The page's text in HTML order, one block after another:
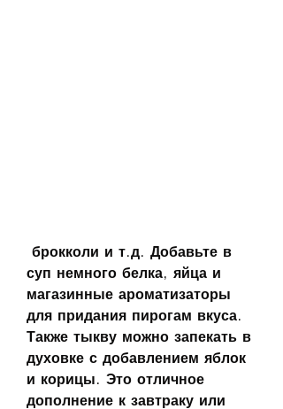
суп немного белка, яйца и
магазинные ароматизаторы
для придания пирогам вкуса.
Также тыкву можно запекать в
духовке с добавлением яблок
и корицы. Это отличное
дополнение к завтраку или